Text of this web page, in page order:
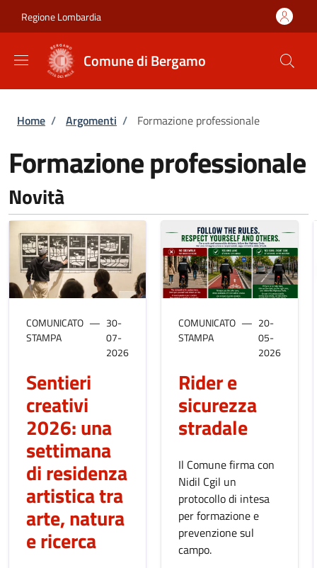
Regione Lombardia
Comune di Bergamo
Briciole di pane
Home / Argomenti / Formazione professionale
Formazione professionale
Novità
COMUNICATO
STAMPA
30-
07-
2026
Sentieri
creativi
2026: una
settimana
di residenza
artistica tra
arte, natura
e ricerca
COMUNICATO
STAMPA
20-
05-
2026
Rider e
sicurezza
stradale
Il Comune firma con
Nidil Cgil un
protocollo di intesa
per formazione e
prevenzione sul
campo.